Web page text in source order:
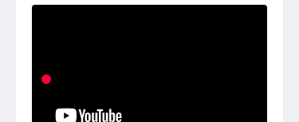
105日／希望休・連休制度あり